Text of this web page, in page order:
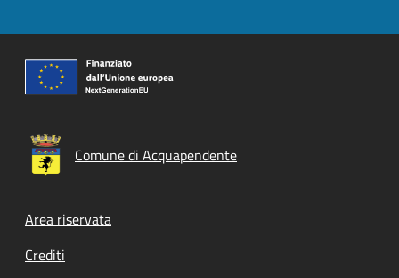
Comune di Acquapendente
Footer menu
Area riservata
Crediti